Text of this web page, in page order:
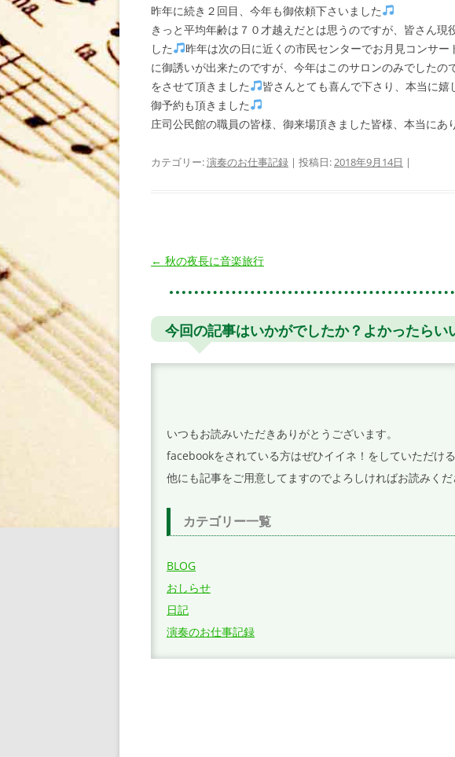
昨年に続き２回目、今年も御依頼下さいました
きっと平均年齢は７０才越えだとは思うのですが、皆さん現
した
昨年は次の日に近くの市民センターでお月見コンサ
に御誘いが出来たのですが、今年はこのサロンのみでしたの
をさせて頂きました
皆さんとても喜んで下さり、本当に
御予約も頂きました
庄司公民館の職員の皆様、御来場頂きました皆様、本当にあ
カテゴリー:演奏のお仕事記録 | 投稿日:2018年9月14日 |
投
ビ
← 秋の夜長に音楽旅行
今回の記事はいかがでしたか？よかったら
いつもお読みいただきありがとうございます。
facebookをされている方はぜひイイネ！をしていただける
他にも記事をご用意してますのでよろしければお読みくだ
カテゴリー一覧
BLOG
おしらせ
日記
演奏のお仕事記録